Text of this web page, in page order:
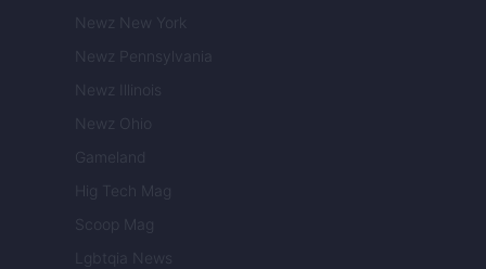
Newz New York
Newz Pennsylvania
Newz Illinois
Newz Ohio
Gameland
Hig Tech Mag
Scoop Mag
Lgbtqia News